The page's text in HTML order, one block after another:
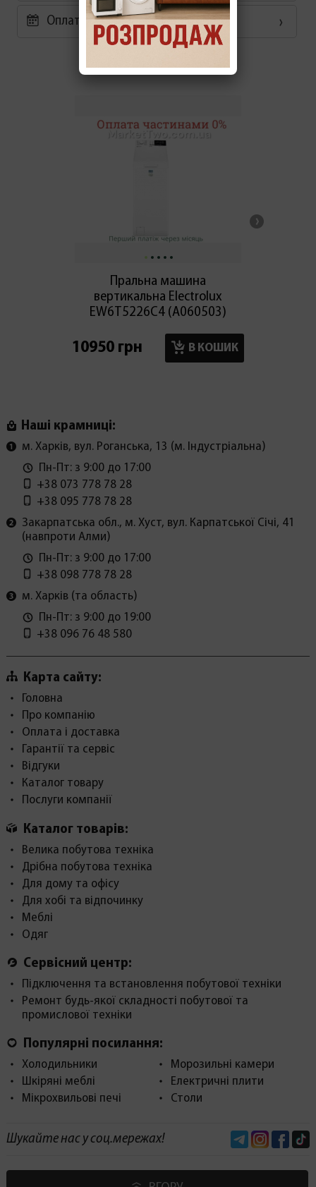
Оплата частинами 0%
Схожі товари
Пральна машина
вертикальна Electroluх
EW6T5226C4 (А060503)
10950 грн В КОШИК
Наші крамниці:
м. Харків, вул. Роганська, 13 (м. Індустріальна)
Пн-Пт: з 9:00 до 17:00
+38 073 778 78 28
+38 095 778 78 28
Закарпатська обл., м. Хуст, вул. Карпатської Січі, 41
(навпроти Алми)
Пн-Пт: з 9:00 до 17:00
+38 098 778 78 28
м. Харків (та область)
Пн-Пт: з 9:00 до 19:00
+38 096 76 48 580
Карта сайту:
Головна
Про компанію
Оплата і доставка
Гарантії та сервіс
Відгуки
Каталог товару
Послуги компанії
Каталог товарів:
Велика побутова техніка
Дрібна побутова техніка
Для дому та офісу
Для хобі та відпочинку
Меблі
Одяг
Сервісний центр:
Підключення та встановлення побутової техніки
Ремонт будь-якої складності побутової та
промислової техніки
Популярні посилання:
Холодильники
Шкіряні меблі
Мікрохвильові печі
Морозильні камери
Електричні плити
Столи
Шукайте нас у соц.мережах! TelegramInstagram